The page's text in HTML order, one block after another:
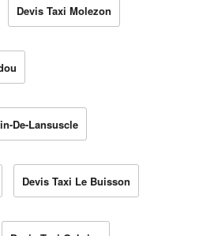
Devis Taxi Molezon
De-Lansuscle
Devis Taxi Le Buisson